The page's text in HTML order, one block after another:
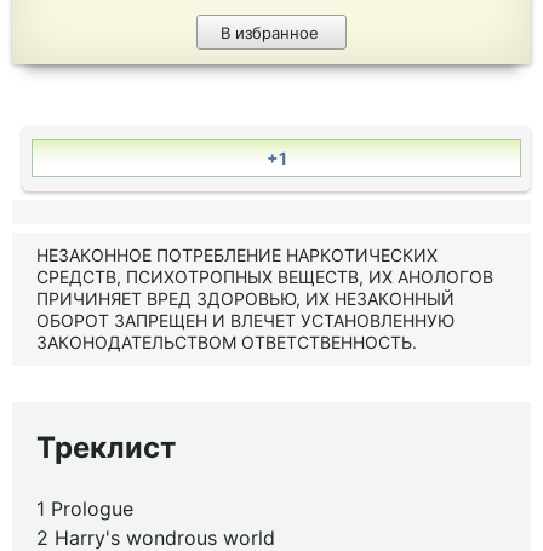
В избранное
+1
НЕЗАКОННОЕ ПОТРЕБЛЕНИЕ НАРКОТИЧЕСКИХ
СРЕДСТВ, ПСИХОТРОПНЫХ ВЕЩЕСТВ, ИХ АНОЛОГОВ
ПРИЧИНЯЕТ ВРЕД ЗДОРОВЬЮ, ИХ НЕЗАКОННЫЙ
ОБОРОТ ЗАПРЕЩЕН И ВЛЕЧЕТ УСТАНОВЛЕННУЮ
ЗАКОНОДАТЕЛЬСТВОМ ОТВЕТСТВЕННОСТЬ.
Треклист
1 Prologue
2 Harry's wondrous world